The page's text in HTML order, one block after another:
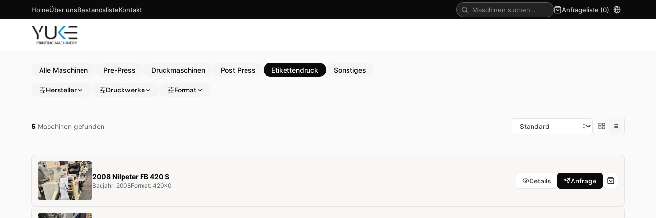
HomeÜber unsBestandslisteKontakt Anfrageliste (0)
Alle Maschinen Pre-Press Druckmaschinen Post Press Etikettendruck Sonstiges
Hersteller Druckwerke Format
5 Maschinen gefunden
2008 Nilpeter FB 420 S
Baujahr: 2008Format: 420x0
Details Anfrage